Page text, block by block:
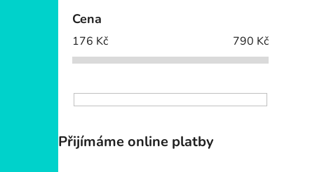
Cena
176 Kč 790 Kč
Přijímáme online platby